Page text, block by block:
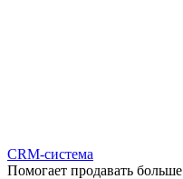
CRM-система
Помогает продавать больше